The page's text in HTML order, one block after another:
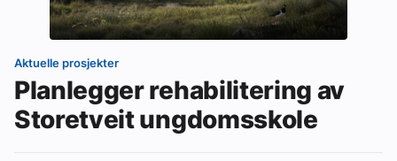
Aktuelle prosjekter
Planlegger rehabilitering av
Storetveit ungdomsskole